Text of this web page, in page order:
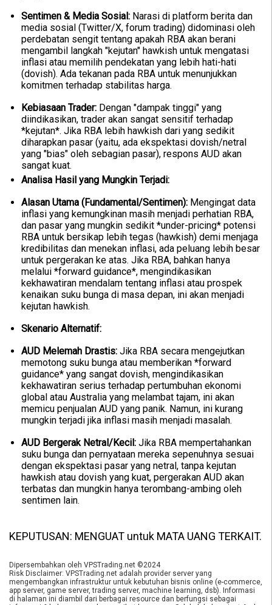
Sentimen & Media Sosial: Narasi di platform berita dan
media sosial (Twitter/X, forum trading) didominasi oleh
perdebatan sengit tentang apakah RBA akan berani
mengambil langkah "kejutan" hawkish untuk mengatasi
inflasi atau memilih pendekatan yang lebih hati-hati
(dovish). Ada tekanan pada RBA untuk menunjukkan
komitmen terhadap stabilitas harga.
Kebiasaan Trader: Dengan "dampak tinggi" yang
diindikasikan, trader akan sangat sensitif terhadap
*kejutan*. Jika RBA lebih hawkish dari yang sedikit
diharapkan pasar (yaitu, ada ekspektasi dovish/netral
yang "bias" oleh sebagian pasar), respons AUD akan
sangat kuat.
Analisa Hasil yang Mungkin Terjadi:
Alasan Utama (Fundamental/Sentimen): Mengingat data
inflasi yang kemungkinan masih menjadi perhatian RBA,
dan pasar yang mungkin sedikit *under-pricing* potensi
RBA untuk bersikap lebih tegas (hawkish) demi menjaga
kredibilitas dan menekan inflasi, ada peluang lebih besar
untuk pergerakan ke atas. Jika RBA, bahkan hanya
melalui *forward guidance*, mengindikasikan
kekhawatiran mendalam tentang inflasi atau prospek
kenaikan suku bunga di masa depan, ini akan menjadi
kejutan hawkish.
Skenario Alternatif:
AUD Melemah Drastis: Jika RBA secara mengejutkan
memotong suku bunga atau memberikan *forward
guidance* yang sangat dovish, mengindikasikan
kekhawatiran serius terhadap pertumbuhan ekonomi
global atau Australia yang melambat tajam, ini akan
memicu penjualan AUD yang panik. Namun, ini kurang
mungkin terjadi jika inflasi masih menjadi masalah.
AUD Bergerak Netral/Kecil: Jika RBA mempertahankan
suku bunga dan pernyataan mereka sepenuhnya sesuai
dengan ekspektasi pasar yang netral, tanpa kejutan
hawkish atau dovish yang kuat, pergerakan AUD akan
terbatas dan mungkin hanya terombang-ambing oleh
sentimen lain.
KEPUTUSAN: MENGUAT untuk MATA UANG TERKAIT.
Dipersembahkan oleh VPSTrading.net ©2024
Risk Disclaimer: VPSTrading.net adalah provider server yang
mengembangkan infrastruktur untuk kebutuhan bisnis online (e-commerce,
app server, game server, trading server, machine learning, dsb). Informasi
di halaman ini diambil dari berbagai resource dan berfungsi sebagai